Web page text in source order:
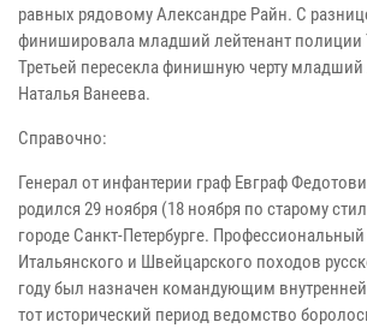
равных рядовому Александре Райн. С
финишировала младший лейтенант полиции
Третьей пересекла финишную черту
Наталья Ванеева.
Справочно:
Генерал от инфантерии граф Евграф
родился 29 ноября (18 ноября по старому
городе Санкт-Петербурге.
Итальянского и Швейцарского походов
году был назначен командующим
тот исторический период ведомство